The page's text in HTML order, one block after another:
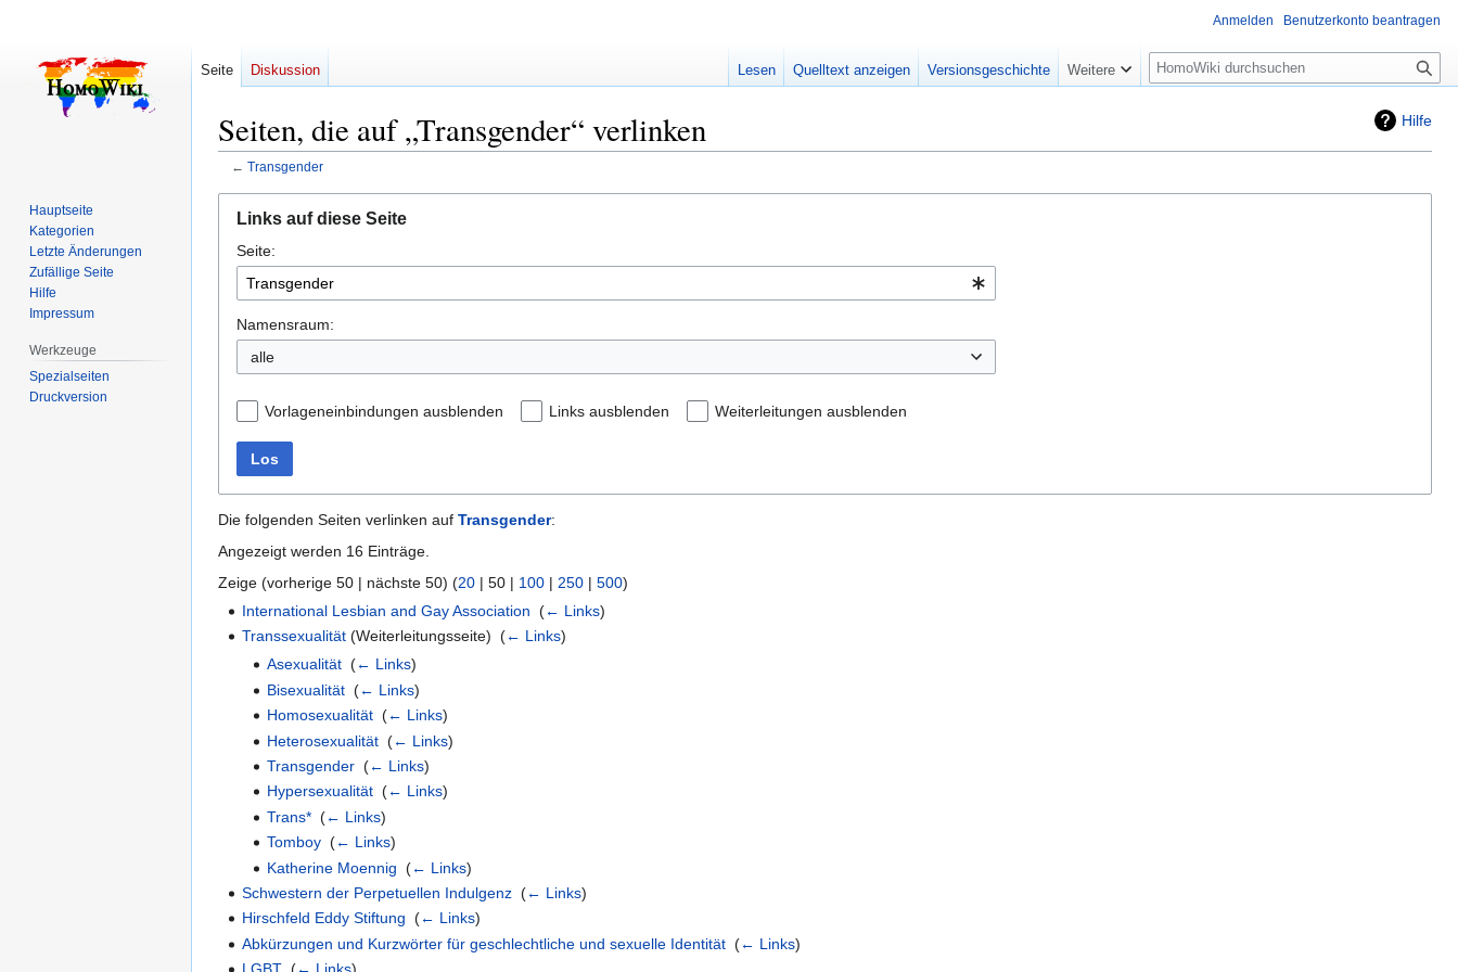
Hilfe
Seiten, die auf „Transgender“ verlinken
← Transgender
Navigation
springen
Suche
springen
Links auf diese Seite
Seite:
Namensraum:
alle
Vorlageneinbindungen ausblenden Links ausblenden Weiterleitungen ausblenden
Los
Die folgenden Seiten verlinken auf Transgender:
Angezeigt werden 16 Einträge.
Zeige (vorherige 50 | nächste 50) (20 | 50 | 100 | 250 | 500)
International Lesbian and Gay Association ‎(← Links)
Transsexualität (Weiterleitungsseite) ‎(← Links)
Asexualität‎ (← Links)
Bisexualität‎ (← Links)
Homosexualität‎ (← Links)
Heterosexualität‎ (← Links)
Transgender‎ (← Links)
Hypersexualität‎ (← Links)
Trans*‎ (← Links)
Tomboy‎ (← Links)
Katherine Moennig (← Links)
Schwestern der Perpetuellen Indulgenz ‎(← Links)
Hirschfeld Eddy Stiftung ‎(← Links)
Abkürzungen und Kurzwörter für geschlechtliche und sexuelle Identität ‎(← Links)
Anmelden Benutzerkonto beantragen
Seite Diskussion Lesen Quelltext anzeigen Versionsgeschichte Weitere
Suche
Hauptseite
Kategorien
Letzte Änderungen
Zufällige Seite
Hilfe
Impressum
Werkzeuge
Spezialseiten
Druckversion